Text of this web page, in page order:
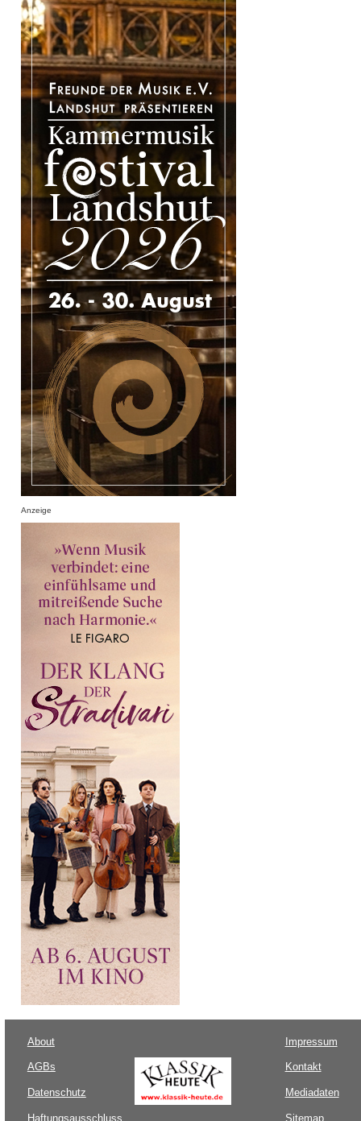
Anzeige
About
AGBs
Datenschutz
Haftungsausschluss
Impressum
Kontakt
Mediadaten
Sitemap